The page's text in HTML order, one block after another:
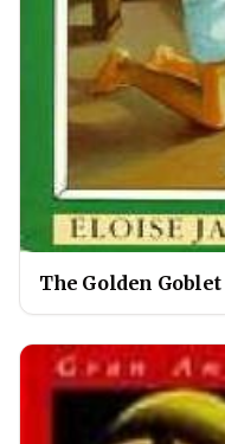
The Golden Goblet